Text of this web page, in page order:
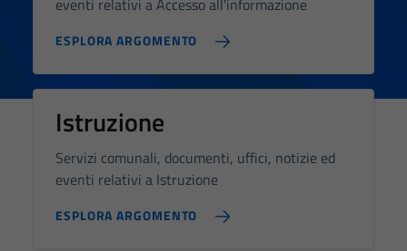
eventi relativi a Accesso all'informazione
ESPLORA ARGOMENTO
Istruzione
Servizi comunali, documenti, uffici, notizie ed
eventi relativi a Istruzione
ESPLORA ARGOMENTO